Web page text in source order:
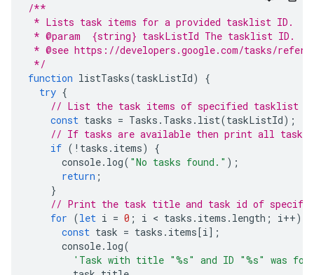
/**
* Lists task items for a provided tasklist ID.
* @param  {string} taskListId The tasklist ID.
* @see https://developers.google.com/tasks/
*/
function listTasks(taskListId)
{
try {
// List the task items of specified tasklist
const tasks = Tasks . Tasks . list(taskListId);
// If tasks are available then print all task
if ( ! tasks . items)
{
console. log( "No tasks found." );
return ;
}
// Print the task title and task id of
for (let i = 0 ; i < tasks . items . length ; i++)
const task = tasks . items[i ];
console. log(
'Task with title "%s" and ID "%s" was